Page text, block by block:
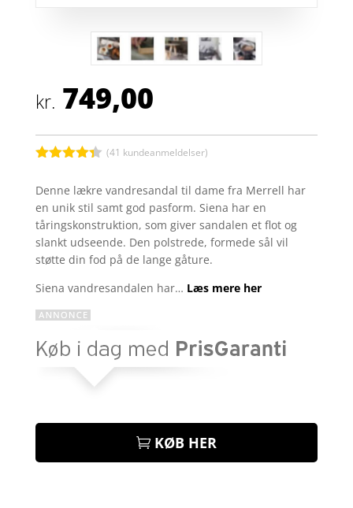
kr. 749,00
ud af 5
baseret
på
kundebedø
mmelser
(41 kundeanmeldelser)
Denne lækre vandresandal til dame fra Merrell har
en unik stil samt god pasform. Siena har en
tåringskonstruktion, som giver sandalen et flot og
slankt udseende. Den polstrede, formede sål vil
støtte din fod på de lange gåture.
Siena vandresandalen har… Læs mere her
KØB HER